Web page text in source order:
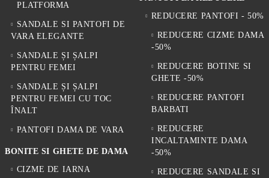
PLATFORMA
SANDALE SI PANTOFI DE
VARA ELEGANTE
SANDALE ȘI ȘALPI
PENTRU FEMEI
SANDALE ȘI ȘALPI
PENTRU FEMEI CU TOC
ÎNALT
PANTOFI DAMA DE VARA
BONITE SI GHETE DE DAMA
CIZME DE IARNA
REDUCERE PANTOFI - 50%
REDUCERE CIZME DAMA
-50%
REDUCERE BOTINE SI
GHETE -50%
REDUCERE PANTOFI
BARBATI
REDUCERE
INCALTAMINTE DAMA
-50%
REDUCERE SANDALE SI